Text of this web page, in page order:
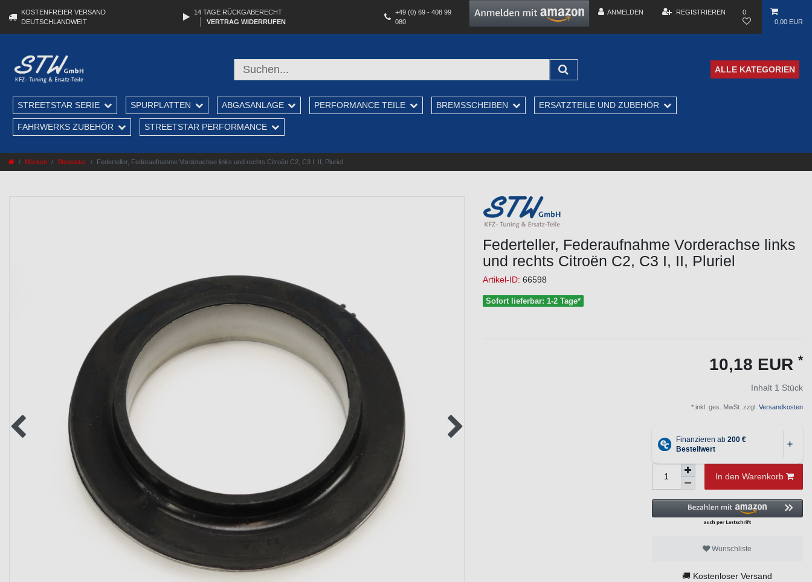
KOSTENFREIER VERSAND
DEUTSCHLANDWEIT
14 TAGE RÜCKGABERECHT
VERTRAG WIDERRUFEN
+49 (0) 69 - 408 99
080
ANMELDEN REGISTRIEREN
0
0,00 EUR
ALLE KATEGORIEN
STREETSTAR SERIE SPURPLATTEN ABGASANLAGE PERFORMANCE TEILE BREMSSCHEIBEN ERSATZTEILE UND ZUBEHÖR
FAHRWERKS ZUBEHÖR STREETSTAR PERFORMANCE
Marken Streetstar Federteller, Federaufnahme Vorderachse links und rechts Citroën C2, C3 I, II, Pluriel
Federteller, Federaufnahme Vorderachse links
und rechts Citroën C2, C3 I, II, Pluriel
Artikel-ID: 66598
Sofort lieferbar: 1-2 Tage*
10,18 EUR *
Inhalt 1 Stück
* inkl. ges. MwSt. zzgl. Versandkosten
In den Warenkorb
Wunschliste
🚚 Kostenloser Versand